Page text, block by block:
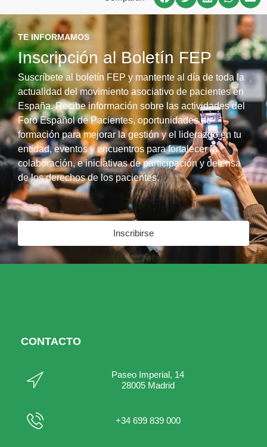
TE INFORMAMOS
Inscripción al Boletín FEP
Suscríbete al boletín FEP y mantente al día de toda la
actualidad del movimiento asociativo de pacientes en
España. Recibe información sobre las actividades del
Foro Español de Pacientes, oportunidades de
formación para mejorar la gestión y el liderazgo en tu
entidad, eventos y encuentros para fortalecer la
colaboración, e iniciativas de participación y defensa
de los derechos de los pacientes.
Inscribirse
CONTACTO
Paseo Imperial, 14
28005 Madrid
+34 699 839 000